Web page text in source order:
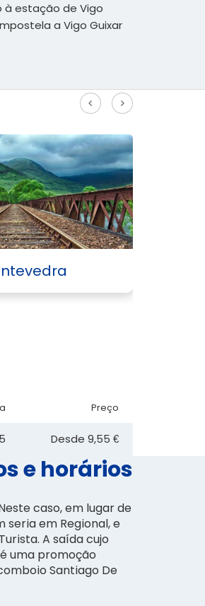
à estação de Vigo
a Vigo Guixar
Preço
Desde 9,55 €
e horários
caso, em lugar de
seria em Regional, e
A saída cujo
uma promoção
Santiago De